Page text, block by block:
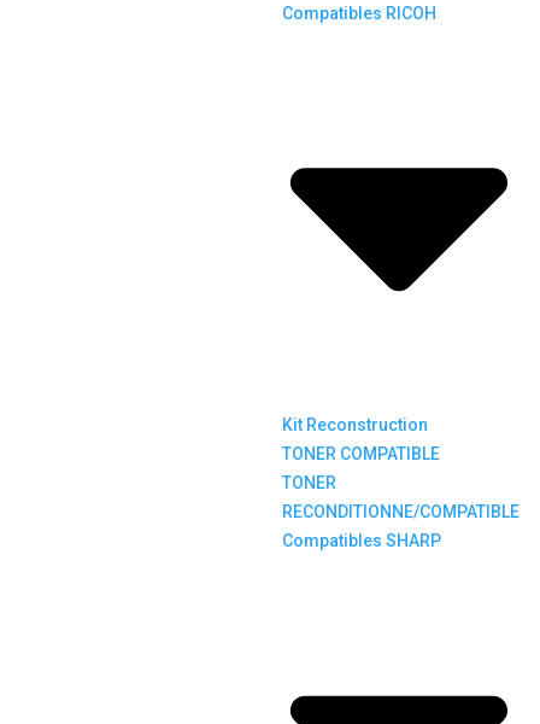
Compatibles RICOH
Kit Reconstruction
TONER COMPATIBLE
TONER
RECONDITIONNE/COMPATIBLE
Compatibles SHARP